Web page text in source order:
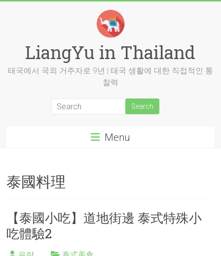
LiangYu in Thailand
태국에서 국외 거주자로 9년 | 태국 생활에 대한 직접적인 통
찰력
Menu
泰國料理
【泰國小吃】道地街邊 泰式特殊小
吃體驗2